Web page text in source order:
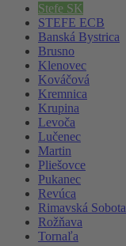
Stefe SK
STEFE ECB
Banská Bystrica
Brusno
Klenovec
Kováčová
Kremnica
Krupina
Levoča
Lučenec
Martin
Pliešovce
Pukanec
Revúca
Rimavská Sobota
Rožňava
Tornaľa